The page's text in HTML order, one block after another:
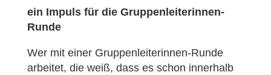
ein Impuls für die Gruppenleiterinnen-
Runde
Wer mit einer Gruppenleiterinnen-Runde
arbeitet, die weiß, dass es schon innerhalb